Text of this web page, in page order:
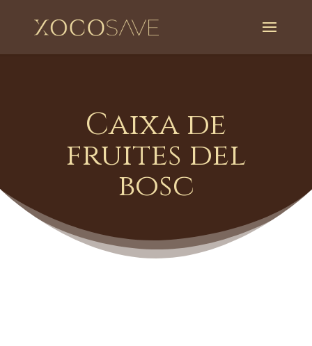
Caixa de
fruites del
bosc